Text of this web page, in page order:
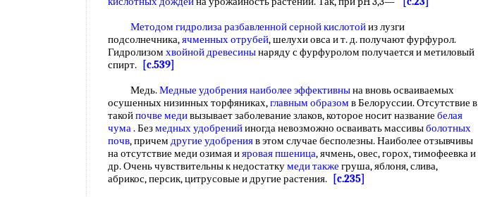
Методом гидролизаразбавленной серной кислотойиз лузги
подсолнечника,ячменных отрубей, шелухи овса и т. д. получают фурфурол.
Гидролизом хвойной древесинынаряду с фурфуролом получается и метиловый
спирт.
[c.539]
Медь.Медные удобрениянаиболее эффективнына вновь осваиваемых
осушенных низинных торфяниках,главным образом в Белоруссии. Отсутствие в
такойпочве медивызывает заболевание злаков, которое носит название белая
чума. Безмедных удобренийиногда невозможно осваивать массивыболотных
почв, причем другие удобренияв этом случае бесполезны. Наиболее отзывчивы
на отсутствие меди озимая ияровая пшеница, ячмень, овес, горох, тимофеевка и
др. Очень чувствительны к недостаткумеди также груша, яблоня, слива,
абрикос, персик, цитрусовые и другие растения.
[c.235]